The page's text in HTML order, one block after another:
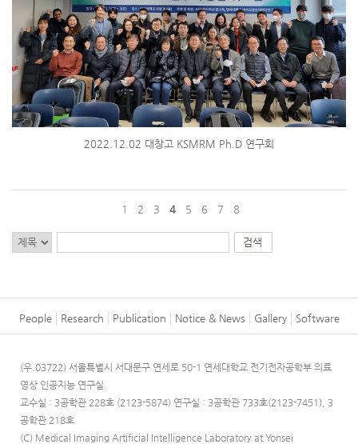
2022.12.02 대창고 KSMRM Ph.D 연구회
1 2 3 4 5 6 7 8
People Research Publication Notice & News Gallery Software
(우.03722) 서울특별시 서대문구 연세로 50-1 연세대학교 전기전자공학부 의료
영상 인공지능 연구실
교수실 : 3공학관 228호 (2123-5874) 연구실 : 3공학관 733호(2123-7451), 3
공학관 218호
(C) Medical Imaging Artificial Intelligence Laboratory at Yonsei